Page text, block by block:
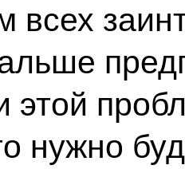
всех
этой
нужно